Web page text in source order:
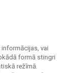
vai
formā stingri
režīmā.